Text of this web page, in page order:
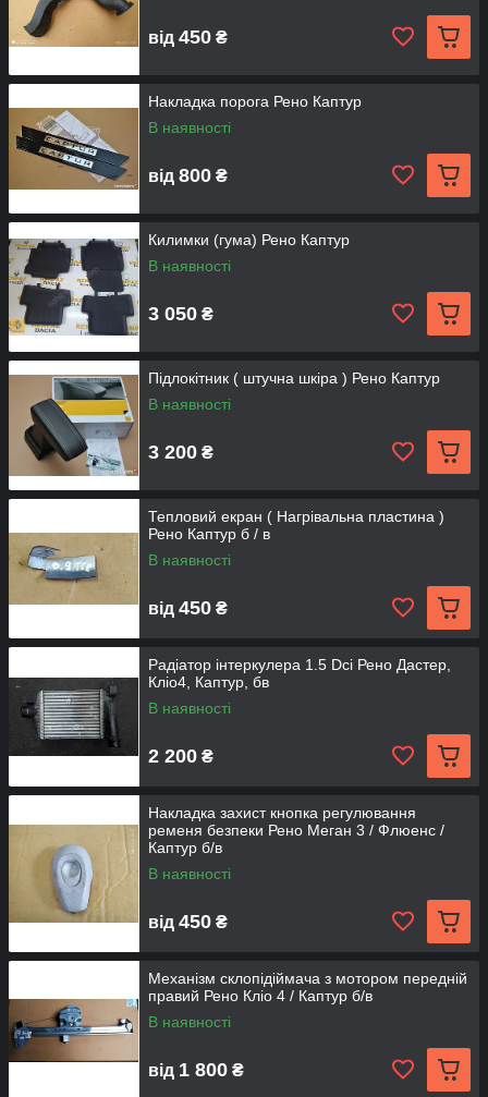
від 450 ₴
Накладка порога Рено Каптур
В наявності
від 800 ₴
Килимки (гума) Рено Каптур
В наявності
3 050 ₴
Підлокітник ( штучна шкіра ) Рено Каптур
В наявності
3 200 ₴
Тепловий екран ( Нагрівальна пластина )
Рено Каптур б / в
В наявності
від 450 ₴
Радіатор інтеркулера 1.5 Dci Рено Дастер,
Кліо4, Каптур, бв
В наявності
2 200 ₴
Накладка захист кнопка регулювання
ременя безпеки Рено Меган 3 / Флюенс /
Каптур б/в
В наявності
від 450 ₴
Механізм склопідіймача з мотором передній
правий Рено Кліо 4 / Каптур б/в
В наявності
від 1 800 ₴